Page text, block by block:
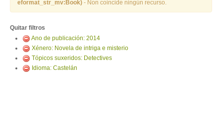
eformat_str_mv:Book) - Non coincide ningún recurso.
Quitar filtros
Ano de publicación: 2014
Xénero: Novela de intriga e misterio
Tópicos suxeridos: Detectives
Idioma: Castelán